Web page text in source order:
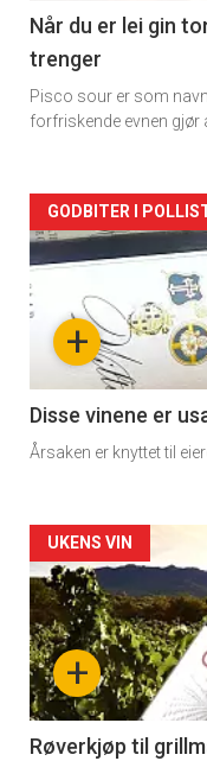
2
Når du er lei gin
trenger
Pisco sour er som
forfriskende evnen gjør
Forsiden
akkurat
nå
3
+
GODBITER I
Disse vinene er
Årsaken er knyttet til
Forsiden
akkurat
nå
-
4
+
UKENS VIN
Røverkjøp til